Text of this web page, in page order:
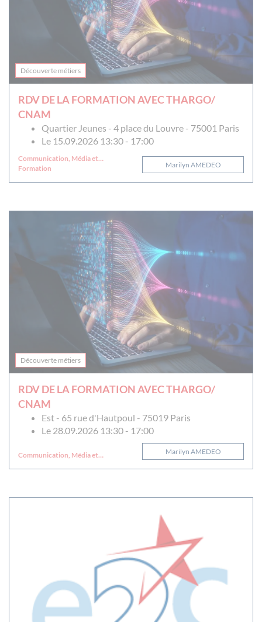
Découverte métiers
RDV DE LA FORMATION AVEC THARGO/
CNAM
Quartier Jeunes - 4 place du Louvre - 75001 Paris
Le 15.09.2026 13:30 - 17:00
Communication, Média et
Multimédia
Formation Marilyn AMEDEO
Découverte métiers
RDV DE LA FORMATION AVEC THARGO/
CNAM
Est - 65 rue d'Hautpoul - 75019 Paris
Le 28.09.2026 13:30 - 17:00
Communication, Média et
Marilyn AMEDEO